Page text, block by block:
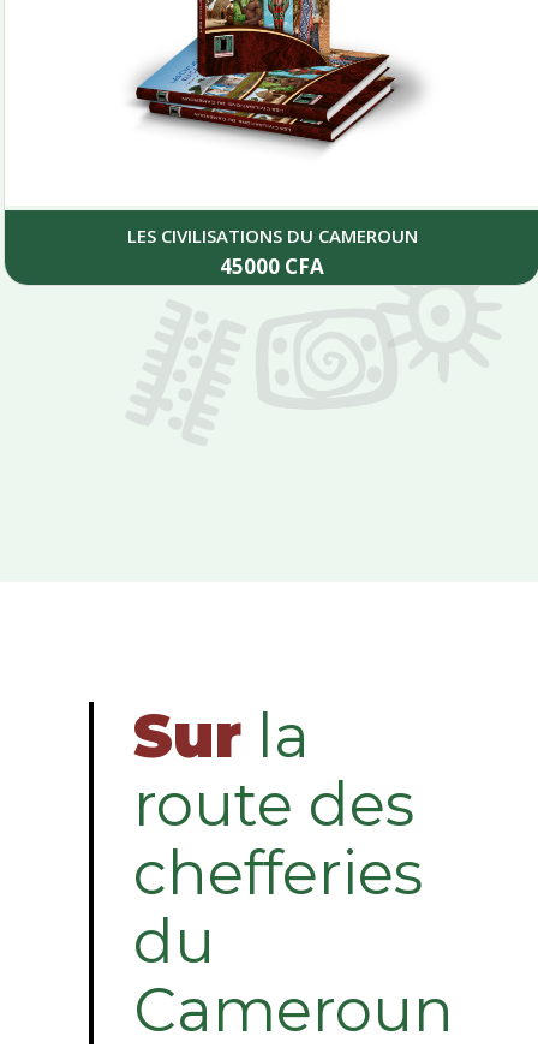
LES CIVILISATIONS DU CAMEROUN
45000 CFA
Sur la
route des
chefferies
du
Cameroun